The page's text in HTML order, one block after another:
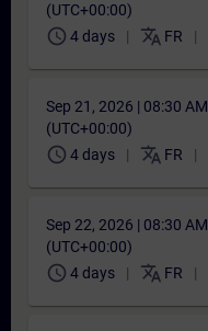
(UTC+00:00)
schedule 4 days translate FR
Sep 21, 2026 | 08:30 AM
(UTC+00:00)
schedule 4 days translate FR
Sep 22, 2026 | 08:30 AM
(UTC+00:00)
schedule 4 days translate FR